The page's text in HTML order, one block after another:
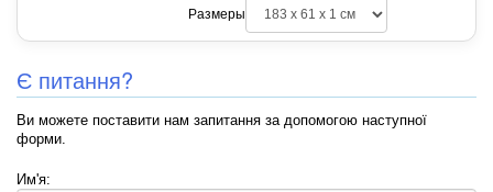
Размеры
Є питання?
Ви можете поставити нам запитання за допомогою наступної
форми.
Им'я: